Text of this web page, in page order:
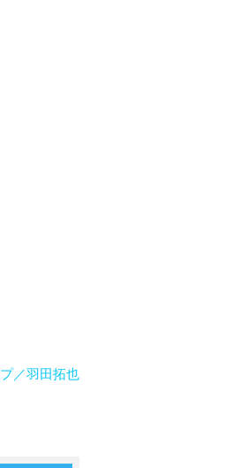
／羽田拓也